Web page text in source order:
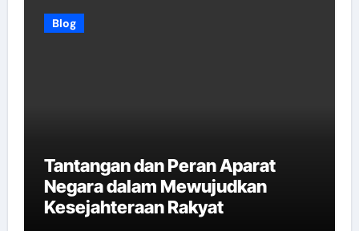
Blog
Tantangan dan Peran Aparat
Negara dalam Mewujudkan
Kesejahteraan Rakyat